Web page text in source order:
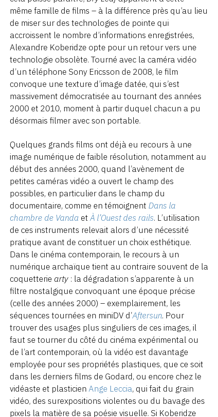
même famille de films – à la différence près qu’au lieu
de miser sur des technologies de pointe qui
accroissent le nombre d’informations enregistrées,
Alexandre Koberidze opte pour un retour vers une
technologie obsolète. Tourné avec la caméra vidéo
d’un téléphone Sony Ericsson de 2008, le film
convoque une texture d’image datée, qui s’est
massivement démocratisée au tournant des années
2000 et 2010, moment à partir duquel chacun a pu
désormais filmer avec son portable.
Quelques grands films ont déjà eu recours à une
image numérique de faible résolution, notamment au
début des années 2000, quand l’avènement de
petites caméras vidéo a ouvert le champ des
possibles, en particulier dans le champ du
documentaire, comme en témoignent Dans la
chambre de Vanda et À l’Ouest des rails. L’utilisation
de ces instruments relevait alors d’une nécessité
pratique avant de constituer un choix esthétique.
Dans le cinéma contemporain, le recours à un
numérique archaïque tient au contraire souvent de la
coquetterie arty: la dégradation s’apparente à un
filtre nostalgique convoquant une époque précise
(celle des années 2000) – exemplairement, les
séquences tournées en miniDV d’Aftersun. Pour
trouver des usages plus singuliers de ces images, il
faut se tourner du côté du cinéma expérimental ou
de l’art contemporain, où la vidéo est davantage
employée pour ses propriétés plastiques, que ce soit
dans les derniers films de Godard, ou encore chez le
vidéaste et plasticien Ange Leccia, qui fait du grain
vidéo, des surexpositions violentes ou du bavage des
pixels la matière de sa poésie visuelle. Si Koberidze